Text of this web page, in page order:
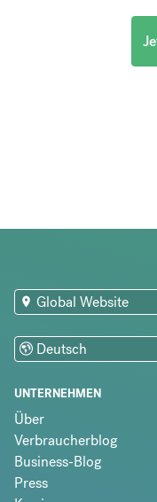
UNTERNEHMEN
Über
Verbraucherblog
Business-Blog
Press